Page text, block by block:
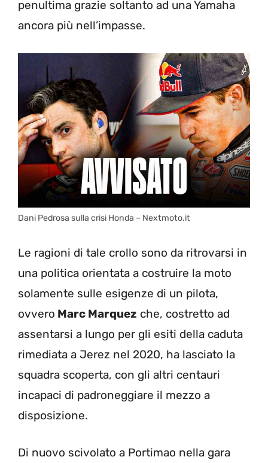
penultima grazie soltanto ad una Yamaha
ancora più nell’impasse.
Dani Pedrosa sulla crisi Honda – Nextmoto.it
Le ragioni di tale crollo sono da ritrovarsi in
una politica orientata a costruire la moto
solamente sulle esigenze di un pilota,
ovvero Marc Marquez che, costretto ad
assentarsi a lungo per gli esiti della caduta
rimediata a Jerez nel 2020, ha lasciato la
squadra scoperta, con gli altri centauri
incapaci di padroneggiare il mezzo a
disposizione.
Di nuovo scivolato a Portimao nella gara